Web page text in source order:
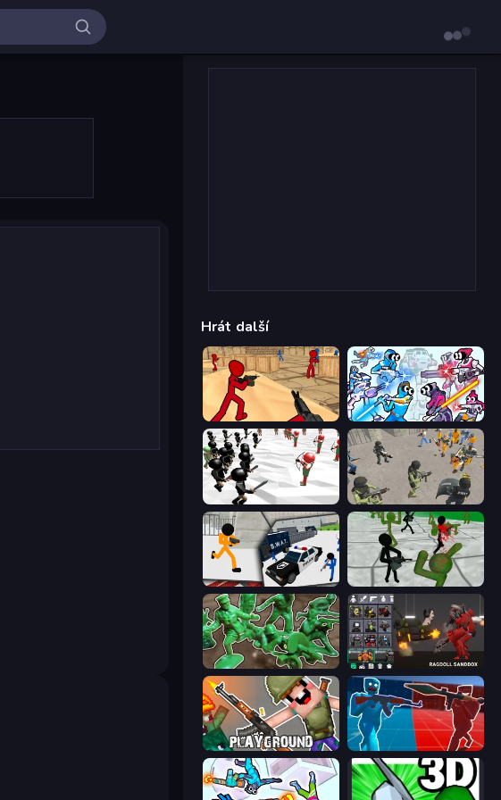
Hrát další
Stickman Counter Terror Strike Space Wars Battleground
Stickman Simulator: Final Battle Battle Simulator: Prison & Police
Stickman Prison: Counter Assault Stickman Zombie 3D
Soldiers - Capture and Control! Last Play: Ragdoll Sandbox
Playground Battle of the Soldiers: Red vs Blue